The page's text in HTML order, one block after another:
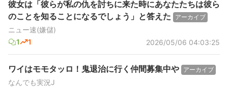
彼女は「彼らが私の仇を討ちに来た時にあなたたちは彼ら
のことを知ることになるでしょう」と答えた
アーカイブ
ニュー速(嫌儲)
1
1 2026/05/06 04:03:25
ワイはモモタッロ！鬼退治に行く仲間募集中や アーカイブ
なんでも実況J